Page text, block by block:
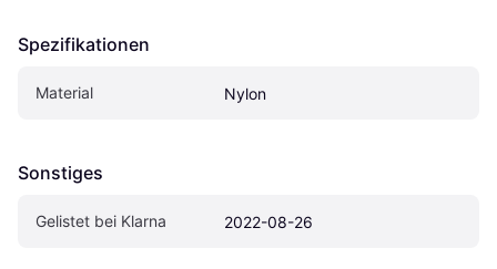
Spezifikationen
Material Nylon
Sonstiges
Gelistet bei Klarna 2022-08-26